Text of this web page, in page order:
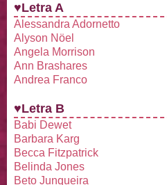
♥Letra A
Alessandra Adornetto
Alyson Nöel
Angela Morrison
Ann Brashares
Andrea Franco
♥Letra B
Babi Dewet
Barbara Karg
Becca Fitzpatrick
Belinda Jones
Beto Junqueira